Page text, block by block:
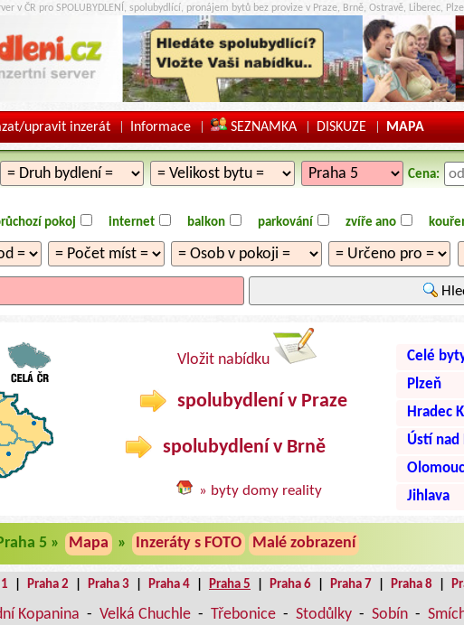
v ČR pro SPOLUBYDLENÍ, spolubydlící, pronájem bytů bez provize v Praze, Brně, Ostravě, Liberec,
upravit inzerát | Informace | SEZNAMKA | DISKUZE | MAPA
Cena:
pokoj internet balkon parkování zvíře ano
Vložit nabídku
spolubydlení v Praze
spolubydlení v Brně
» byty domy reality
Celé
Plzeň
Hradec
Ústí nad
Olomouc
Jihlava
5 » Mapa » Inzeráty s FOTO Malé zobrazení
Praha 2 Praha 3 Praha 4 Praha 5 Praha 6 Praha 7 Praha 8
Kopanina - Velká Chuchle - Třebonice - Stodůlky - Sobín -